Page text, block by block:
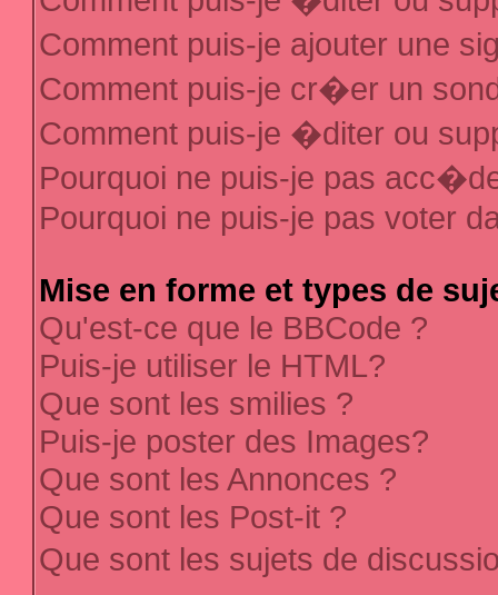
Comment puis-je ajouter une
Comment puis-je cr�er un
Comment puis-je �diter ou
Pourquoi ne puis-je pas
Pourquoi ne puis-je pas voter
Mise en forme et types de
Qu'est-ce que le BBCode ?
Puis-je utiliser le HTML?
Que sont les smilies ?
Puis-je poster des Images?
Que sont les Annonces ?
Que sont les Post-it ?
Que sont les sujets de